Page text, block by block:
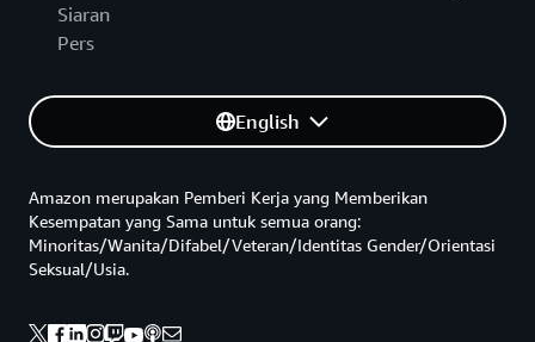
Siaran
Pers
English
Amazon merupakan Pemberi Kerja yang Memberikan
Kesempatan yang Sama untuk semua orang:
Minoritas/Wanita/Difabel/Veteran/Identitas Gender/Orientasi
Seksual/Usia.